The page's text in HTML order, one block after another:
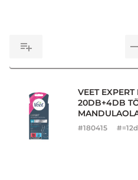
VEET
20DB+4DB
#180415